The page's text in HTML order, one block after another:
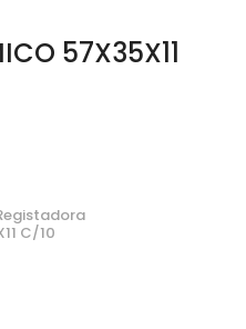
57X35X11
C/10